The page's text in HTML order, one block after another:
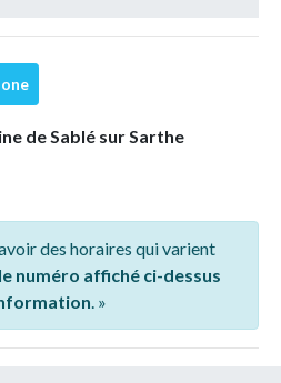
de Sablé sur Sarthe
des horaires qui varient
numéro affiché ci-dessus
. »